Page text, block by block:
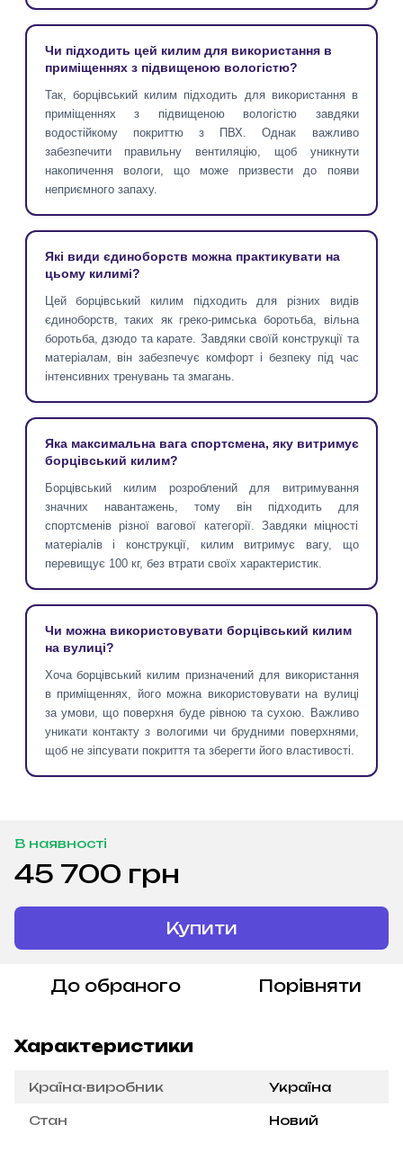
Чи підходить цей килим для використання в
приміщеннях з підвищеною вологістю?
Так, борцівський килим підходить для використання в
приміщеннях з підвищеною вологістю завдяки
водостійкому покриттю з ПВХ. Однак важливо
забезпечити правильну вентиляцію, щоб уникнути
накопичення вологи, що може призвести до появи
неприємного запаху.
Які види єдиноборств можна практикувати на
цьому килимі?
Цей борцівський килим підходить для різних видів
єдиноборств, таких як греко-римська боротьба, вільна
боротьба, дзюдо та карате. Завдяки своїй конструкції та
матеріалам, він забезпечує комфорт і безпеку під час
інтенсивних тренувань та змагань.
Яка максимальна вага спортсмена, яку витримує
борцівський килим?
Борцівський килим розроблений для витримування
значних навантажень, тому він підходить для
спортсменів різної вагової категорії. Завдяки міцності
матеріалів і конструкції, килим витримує вагу, що
перевищує 100 кг, без втрати своїх характеристик.
Чи можна використовувати борцівський килим
на вулиці?
Хоча борцівський килим призначений для використання
в приміщеннях, його можна використовувати на вулиці
за умови, що поверхня буде рівною та сухою. Важливо
уникати контакту з вологими чи брудними поверхнями,
щоб не зіпсувати покриття та зберегти його властивості.
В наявності
45 700 грн
Купити
До обраного Порівняти
Характеристики
Країна-виробник Україна
Стан Новий